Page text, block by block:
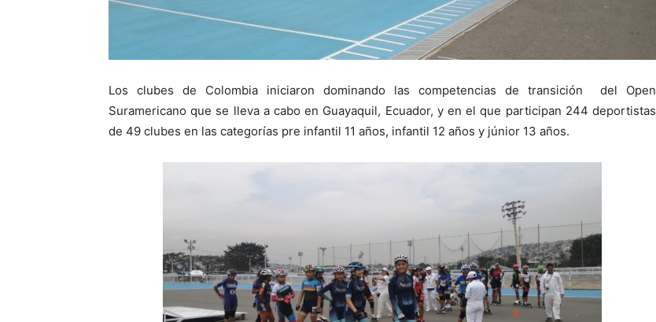
Los clubes de Colombia iniciaron dominando las competencias de transición del Open
Suramericano que se lleva a cabo en Guayaquil, Ecuador, y en el que participan 244 deportistas
de 49 clubes en las categorías pre infantil 11 años, infantil 12 años y júnior 13 años.